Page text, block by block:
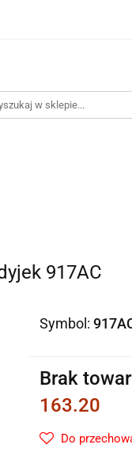
917AC
Symbol:
Brak
163.20
Do